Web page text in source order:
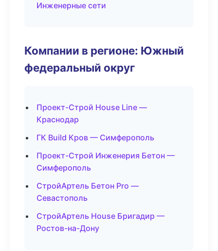
Инженерные сети
Компании в регионе: Южный
федеральный округ
Проект-Строй House Line —
Краснодар
ГК Build Кров — Симферополь
Проект-Строй Инженерия Бетон —
Симферополь
СтройАртель Бетон Pro —
Севастополь
СтройАртель House Бригадир —
Ростов-на-Дону